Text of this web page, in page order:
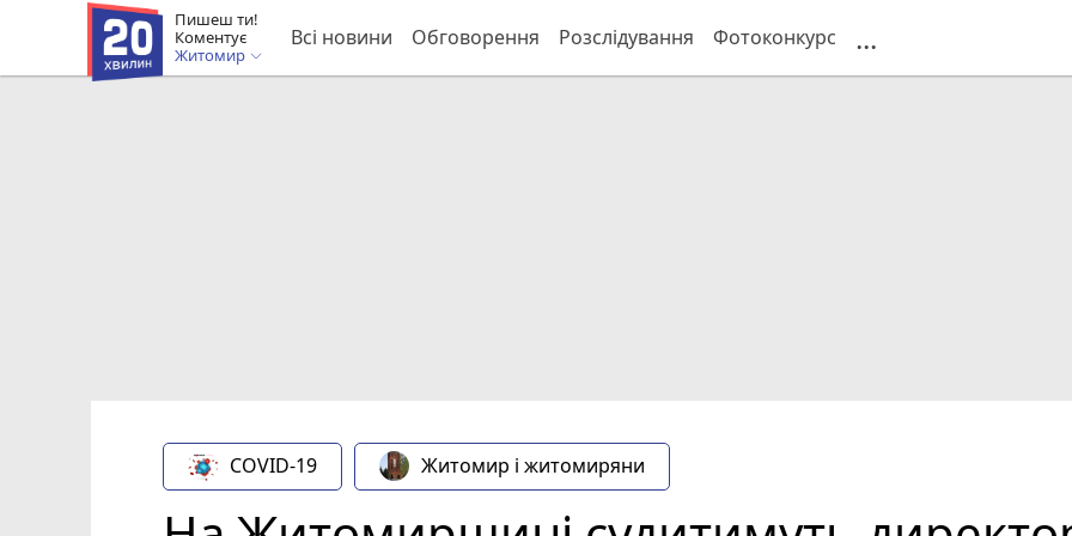
Пишеш ти!
Коментує
Житомир
Всі новини Обговорення Розслідування Фотоконкурс ...
COVID-19 Житомир і житомиряни